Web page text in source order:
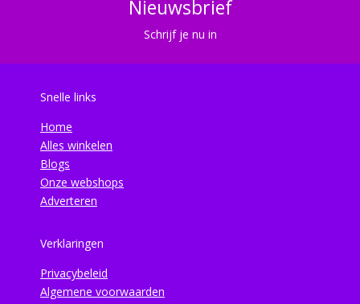
Nieuwsbrief
Schrijf je nu in
Snelle links
Home
Alles winkelen
Blogs
Onze webshops
Adverteren
Verklaringen
Privacybeleid
Algemene voorwaarden